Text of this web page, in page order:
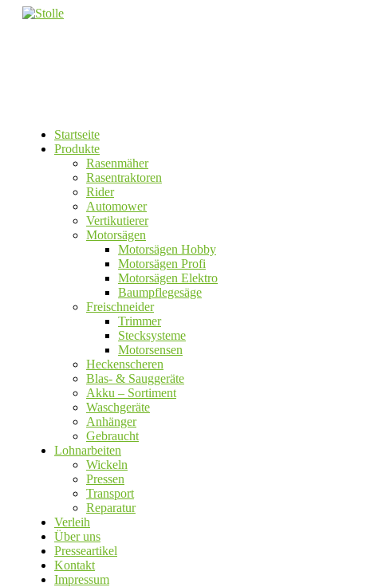
Startseite
Produkte
Rasenmäher
Rasentraktoren
Rider
Automower
Vertikutierer
Motorsägen
Motorsägen Hobby
Motorsägen Profi
Motorsägen Elektro
Baumpflegesäge
Freischneider
Trimmer
Stecksysteme
Motorsensen
Heckenscheren
Blas- & Sauggeräte
Akku – Sortiment
Waschgeräte
Anhänger
Gebraucht
Lohnarbeiten
Wickeln
Pressen
Transport
Reparatur
Verleih
Über uns
Presseartikel
Kontakt
Impressum